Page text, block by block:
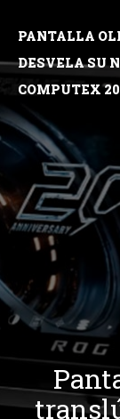
PANTALLA
DESVELA SU
COMPUTEX